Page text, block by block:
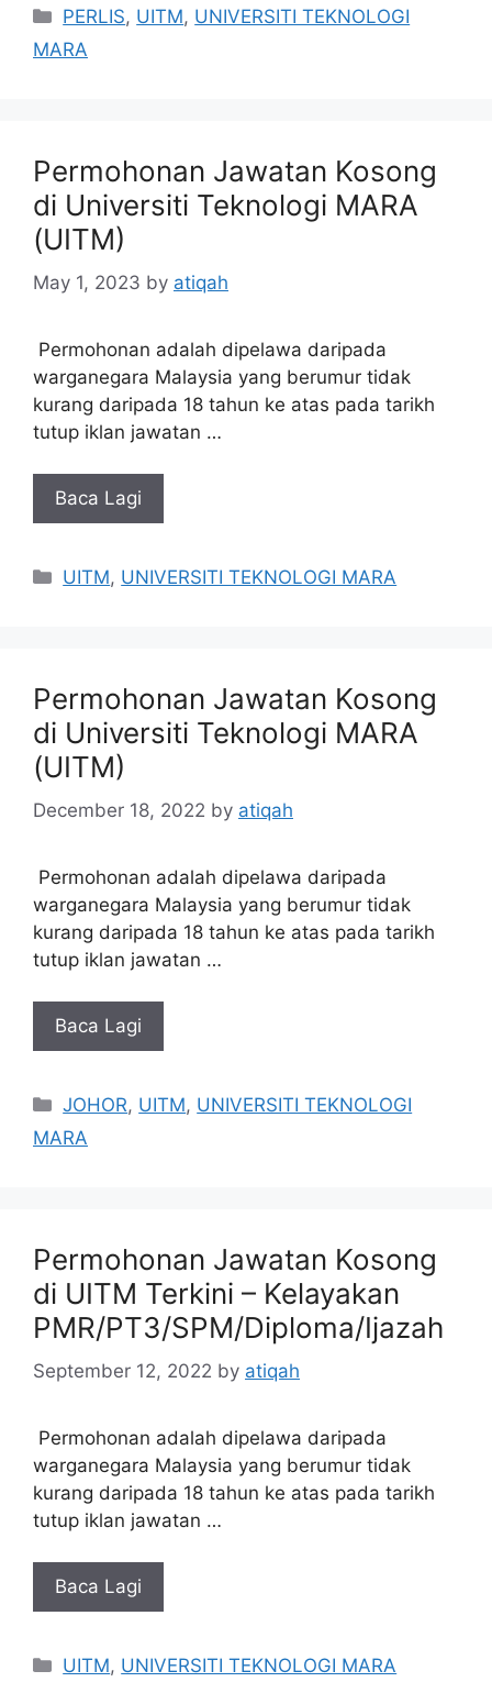
Categories
PERLIS, UITM, UNIVERSITI TEKNOLOGI
MARA
Permohonan Jawatan Kosong
di Universiti Teknologi MARA
(UITM)
May 1, 2023 by atiqah
Permohonan adalah dipelawa daripada
warganegara Malaysia yang berumur tidak
kurang daripada 18 tahun ke atas pada tarikh
tutup iklan jawatan …
Baca Lagi
Categories
UITM, UNIVERSITI TEKNOLOGI MARA
Permohonan Jawatan Kosong
di Universiti Teknologi MARA
(UITM)
December 18, 2022 by atiqah
Permohonan adalah dipelawa daripada
warganegara Malaysia yang berumur tidak
kurang daripada 18 tahun ke atas pada tarikh
tutup iklan jawatan …
Baca Lagi
Categories
JOHOR, UITM, UNIVERSITI TEKNOLOGI
MARA
Permohonan Jawatan Kosong
di UITM Terkini – Kelayakan
PMR/PT3/SPM/Diploma/Ijazah
September 12, 2022 by atiqah
Permohonan adalah dipelawa daripada
warganegara Malaysia yang berumur tidak
kurang daripada 18 tahun ke atas pada tarikh
tutup iklan jawatan …
Baca Lagi
Categories
UITM, UNIVERSITI TEKNOLOGI MARA